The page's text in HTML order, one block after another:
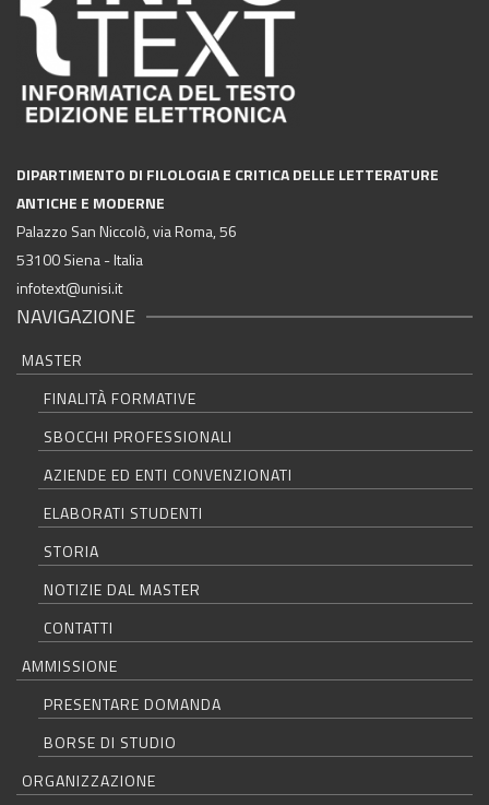
DIPARTIMENTO DI FILOLOGIA E CRITICA DELLE LETTERATURE
ANTICHE E MODERNE
Palazzo San Niccolò, via Roma, 56
53100 Siena - Italia
infotext@unisi.it
NAVIGAZIONE
MASTER
FINALITÀ FORMATIVE
SBOCCHI PROFESSIONALI
AZIENDE ED ENTI CONVENZIONATI
ELABORATI STUDENTI
STORIA
NOTIZIE DAL MASTER
CONTATTI
AMMISSIONE
PRESENTARE DOMANDA
BORSE DI STUDIO
ORGANIZZAZIONE